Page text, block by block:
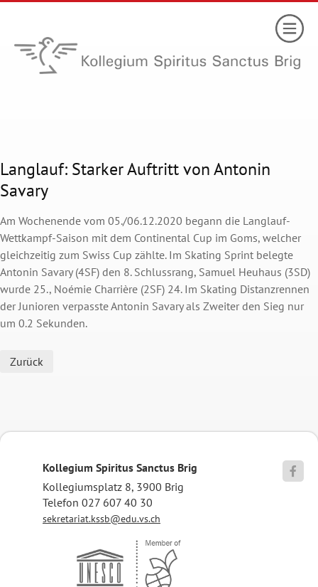
Langlauf: Starker Auftritt von Antonin
Savary
Am Wochenende vom 05./06.12.2020 begann die Langlauf-
Wettkampf-Saison mit dem Continental Cup im Goms, welcher
gleichzeitig zum Swiss Cup zählte. Im Skating Sprint belegte
Antonin Savary (4SF) den 8. Schlussrang, Samuel Heuhaus (3SD)
wurde 25., Noémie Charrière (2SF) 24. Im Skating Distanzrennen
der Junioren verpasste Antonin Savary als Zweiter den Sieg nur
um 0.2 Sekunden.
Zurück
Kollegium Spiritus Sanctus Brig
Kollegiumsplatz 8, 3900 Brig
Telefon 027 607 40 30
sekretariat.kssb@edu.vs.ch
